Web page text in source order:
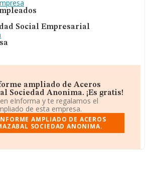
Social Empresarial
ampliado de Aceros
Sociedad Anonima. ¡Es gratis!
eInforma y te regalamos el
de esta empresa.
AMPLIADO DE ACEROS
SOCIEDAD ANONIMA.